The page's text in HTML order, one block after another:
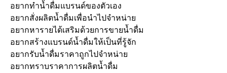
อยากทำน้ำดื่มแบรนด์ของตัวเอง
อยากสั่งผลิตน้ำดื่มเพื่อนำไปจำหน่าย
อยากหารายได้เสริมด้วยการขายน้ำดื่ม
อยากสร้างแบรนด์น้ำดื่มให้เป็นที่รู้จัก
อยากรับน้ำดื่มราคาถูกไปจำหน่าย
อยากทราบราคาการผลิตน้ำดื่ม